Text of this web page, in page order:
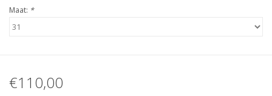
Maat: *
€110,00